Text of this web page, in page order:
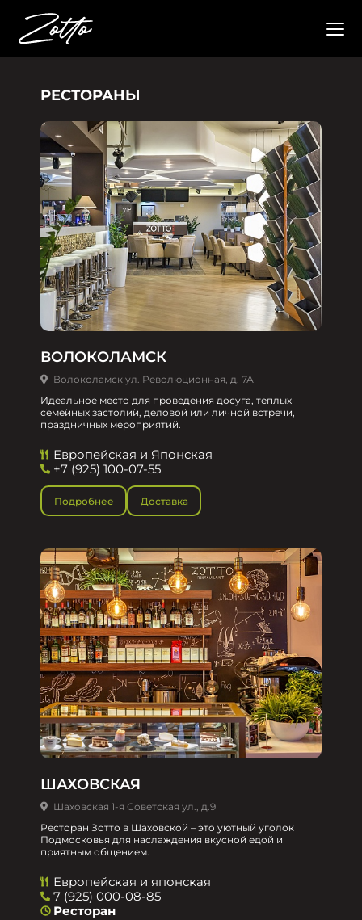
РЕСТОРАНЫ
ВОЛОКОЛАМСК
Волоколамск ул. Революционная, д. 7А
Идеальное место для проведения досуга, теплых
семейных застолий, деловой или личной встречи,
праздничных мероприятий.
Европейская и Японская
+7 (925) 100-07-55
Подробнее Доставка
ШАХОВСКАЯ
Шаховская 1-я Советская ул., д.9
Ресторан Зотто в Шаховской – это уютный уголок
Подмосковья для наслаждения вкусной едой и
приятным общением.​
Европейская и японская
7 (925) 000-08-85
Ресторан